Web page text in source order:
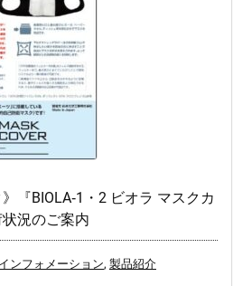
『BIOLA‐1・2 ビオラ マスクカ
況のご案内
インフォメーション, 製品紹介